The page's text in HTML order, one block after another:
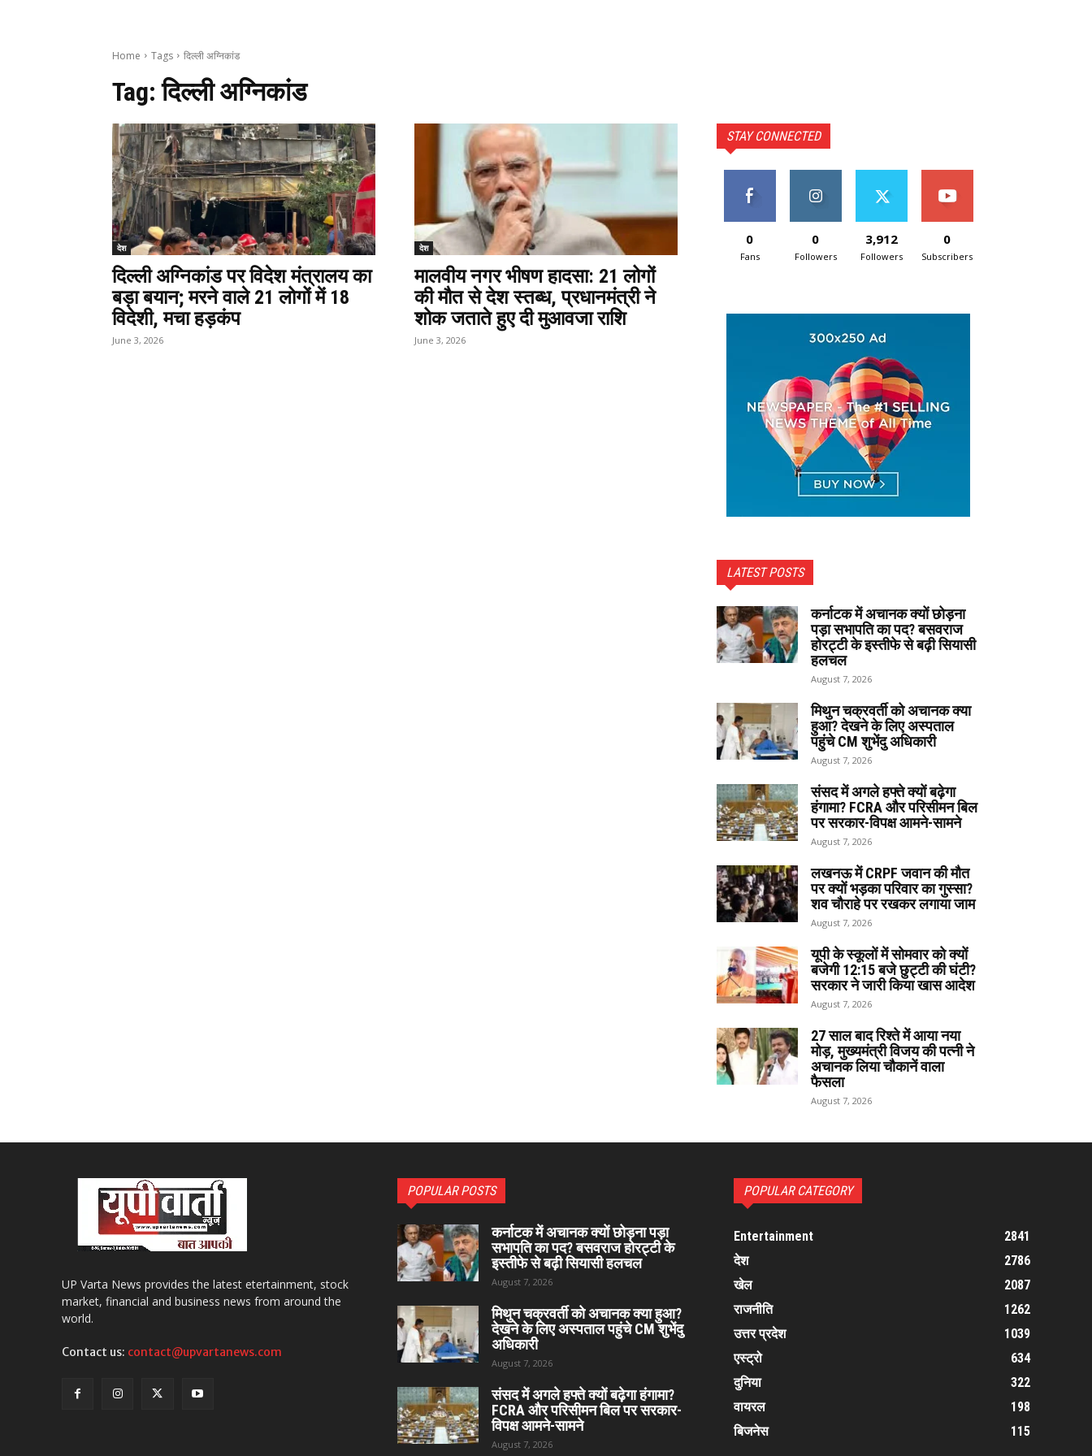
Home Tags दिल्ली अग्निकांड
Tag:दिल्ली अग्निकांड
देश
दिल्ली अग्निकांड पर विदेश मंत्रालय का
बड़ा बयान; मरने वाले 21 लोगों में 18
विदेशी, मचा हड़कंप
June 3, 2026
देश
मालवीय नगर भीषण हादसा: 21 लोगों
की मौत से देश स्तब्ध, प्रधानमंत्री ने
शोक जताते हुए दी मुआवजा राशि
June 3, 2026
STAY CONNECTED
0
Fans
0
Followers
3,912
Followers
0
Subscribers
LATEST POSTS
कर्नाटक में अचानक क्यों छोड़ना
पड़ा सभापति का पद? बसवराज
होरट्टी के इस्तीफे से बढ़ी सियासी
हलचल
August 7, 2026
मिथुन चक्रवर्ती को अचानक क्या
हुआ? देखने के लिए अस्पताल
पहुंचे CM शुभेंदु अधिकारी
August 7, 2026
संसद में अगले हफ्ते क्यों बढ़ेगा
हंगामा? FCRA और परिसीमन बिल
पर सरकार-विपक्ष आमने-सामने
August 7, 2026
लखनऊ में CRPF जवान की मौत
पर क्यों भड़का परिवार का गुस्सा?
शव चौराहे पर रखकर लगाया जाम
August 7, 2026
यूपी के स्कूलों में सोमवार को क्यों
बजेगी 12:15 बजे छुट्टी की घंटी?
सरकार ने जारी किया खास आदेश
August 7, 2026
27 साल बाद रिश्ते में आया नया
मोड़, मुख्यमंत्री विजय की पत्नी ने
अचानक लिया चौकानें वाला
फैसला
August 7, 2026
UP Varta News provides the latest etertainment, stock
market, financial and business news from around the
world.
Contact us: contact@upvartanews.com
POPULAR POSTS
कर्नाटक में अचानक क्यों छोड़ना पड़ा
सभापति का पद? बसवराज होरट्टी के
इस्तीफे से बढ़ी सियासी हलचल
August 7, 2026
मिथुन चक्रवर्ती को अचानक क्या हुआ?
देखने के लिए अस्पताल पहुंचे CM शुभेंदु
अधिकारी
August 7, 2026
संसद में अगले हफ्ते क्यों बढ़ेगा हंगामा?
FCRA और परिसीमन बिल पर सरकार-
विपक्ष आमने-सामने
August 7, 2026
POPULAR CATEGORY
Entertainment
2841
देश
2786
खेल
2087
राजनीति
1262
उत्तर प्रदेश
1039
एस्ट्रो
634
दुनिया
322
वायरल
198
बिजनेस
115